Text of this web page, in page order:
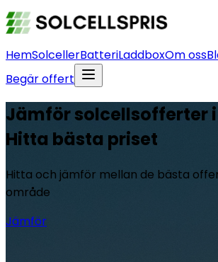
HemSolcellerBatteriLaddboxOm oss
Begär offert
Jämför solcellsofferter
Hitta bästa priset
Hitta och jämför mellan de bästa
område
Jämför